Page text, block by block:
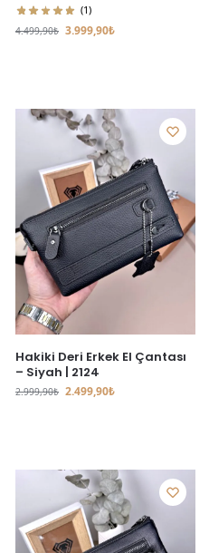
(1)
4.499,90₺ 3.999,90₺
Hakiki Deri Erkek El Çantası
– Siyah | 2124
2.999,90₺ 2.499,90₺